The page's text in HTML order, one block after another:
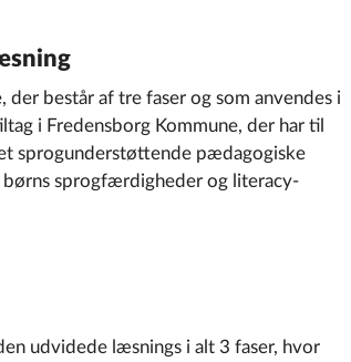
består af tre faser og som anvendes i
i Fredensborg Kommune, der har til
sprogunderstøttende pædagogiske
børns sprogfærdigheder og literacy-
udvidede læsnings i alt 3 faser, hvor